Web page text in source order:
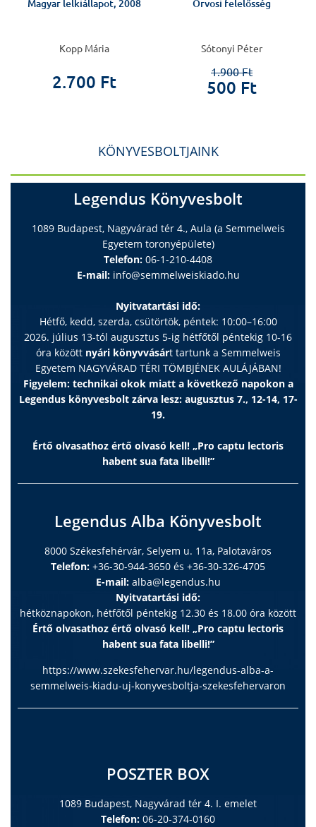
Magyar lelkiállapot, 2008
Kopp Mária
2.700 Ft
Orvosi felelősség
Sótonyi Péter
1.900 Ft
500 Ft
KÖNYVESBOLTJAINK
Legendus Könyvesbolt
1089 Budapest, Nagyvárad tér 4., Aula (a Semmelweis
Egyetem toronyépülete)
Telefon: 06-1-210-4408
E-mail: info@semmelweiskiado.hu
Nyitvatartási idő:
Hétfő, kedd, szerda, csütörtök, péntek: 10:00–16:00
2026. július 13-tól augusztus 5-ig hétfőtől péntekig 10-16
óra között nyári könyvvásárt tartunk a Semmelweis
Egyetem NAGYVÁRAD TÉRI TÖMBJÉNEK AULÁJÁBAN!
Figyelem: technikai okok miatt a következő napokon a
Legendus könyvesbolt zárva lesz: augusztus 7., 12-14, 17-
19.
Értő olvasathoz értő olvasó kell! „Pro captu lectoris
habent sua fata libelli!”
Legendus Alba Könyvesbolt
8000 Székesfehérvár, Selyem u. 11a, Palotaváros
Telefon: +36-30-944-3650 és +36-30-326-4705
E-mail: alba@legendus.hu
Nyitvatartási idő:
hétköznapokon, hétfőtől péntekig 12.30 és 18.00 óra között
Értő olvasathoz értő olvasó kell! „Pro captu lectoris
habent sua fata libelli!”
https://www.szekesfehervar.hu/legendus-alba-a-
semmelweis-kiadu-uj-konyvesboltja-szekesfehervaron
POSZTER BOX
1089 Budapest, Nagyvárad tér 4. I. emelet
Telefon: 06-20-374-0160